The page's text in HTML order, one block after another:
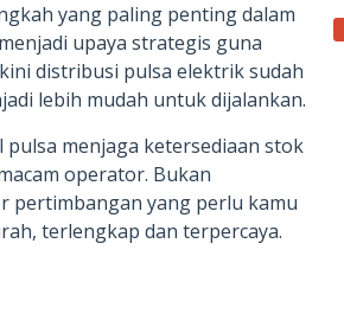
yang paling penting dalam
upaya strategis guna
distribusi pulsa elektrik sudah
lebih mudah untuk dijalankan.
menjaga ketersediaan stok
operator. Bukan
pertimbangan yang perlu kamu
terlengkap dan terpercaya.